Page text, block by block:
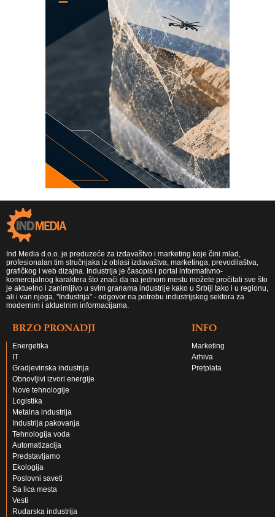
Ind Media d.o.o. je preduzeće za izdavaštvo i marketing koje čini mlad,
profesionalan tim stručnjaka iz oblasi izdavaštva, marketinga, prevodilaštva,
grafičkog i web dizajna. Industrija je časopis i portal informativno-
komercijalnog karaktera što znači da na jednom mestu možete pročitati sve što
je aktuelno i zanimljivo u svim granama industrije kako u Srbiji tako i u regionu,
ali i van njega. "Industrija" - odgovor na potrebu industrijskog sektora za
modernim i aktuelnim informacijama.
BRZO PRONADJI
Energetika
IT
Gradjevinska industrija
Obnovljivi izvori energije
Nove tehnologije
Logistika
Metalna industrija
Industrija pakovanja
Tehnologija voda
Automatizacija
Predstavljamo
Ekologija
Poslovni saveti
Sa lica mesta
Vesti
Rudarska industrija
INFO
Marketing
Arhiva
Pretplata